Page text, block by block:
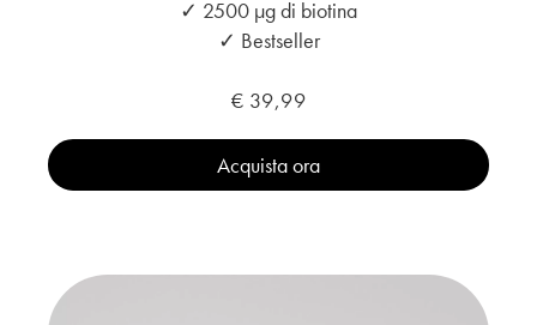
✓ 2500 μg di biotina
✓ Bestseller
€ 39,99
Acquista ora